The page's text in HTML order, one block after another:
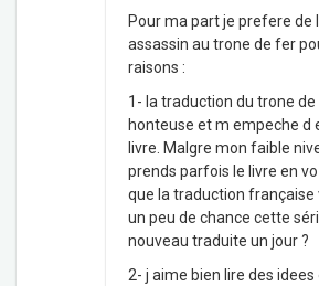
Pour ma part je prefere de
assassin au trone de fer
raisons :
1- la traduction du trone
honteuse et m empeche d
livre. Malgre mon faible
prends parfois le livre en
que la traduction française
un peu de chance cette
nouveau traduite un jour ?
2- j aime bien lire des idees